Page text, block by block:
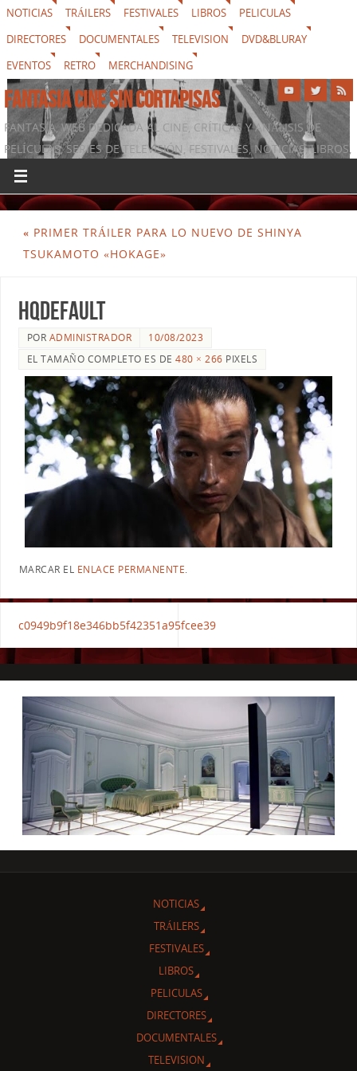
NOTICIAS TRÁILERS FESTIVALES LIBROS
PELICULAS
DIRECTORES
DOCUMENTALES TELEVISION
DVD&BLURAY
EVENTOS
RETRO MERCHANDISING
FANTASIA CINE SIN CORTAPISAS
FANTASIA, WEB DEDICADA AL CINE, CRÍTICAS Y ANÁLISIS DE
PELÍCULAS, SERIES DE TELEVISIÓN, FESTIVALES, NOTICIAS, LIBROS,
DVD & BLURAY, MERCHANDISING Y TODO LO QUE RODEA AL
SÉPTIMO ARTE
« PRIMER TRÁILER PARA LO NUEVO DE SHINYA
TSUKAMOTO «HOKAGE»
hqdefault
POR ADMINISTRADOR
10/08/2023
EL TAMAÑO COMPLETO ES DE480 × 266 PIXELS
MARCAR EL ENLACE PERMANENTE.
c0949b9f18e346bb5f42351a95fcee39
NOTICIAS
TRÁILERS
FESTIVALES
LIBROS
PELICULAS
DIRECTORES
DOCUMENTALES
TELEVISION